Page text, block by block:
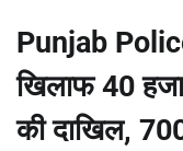
Punjab
खिलाफ 40
की दाखिल,